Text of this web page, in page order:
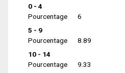
0 - 4
Pourcentage
6
5 - 9
Pourcentage
8.89
10 - 14
Pourcentage
9.33